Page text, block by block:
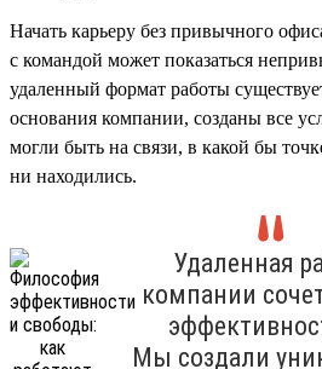
Начать карьеру без привычного
с командой может показаться
удаленный формат работы
основания компании, созданы все
могли быть на связи, в какой бы
ни находились.
Удаленная
компании
Мы создали